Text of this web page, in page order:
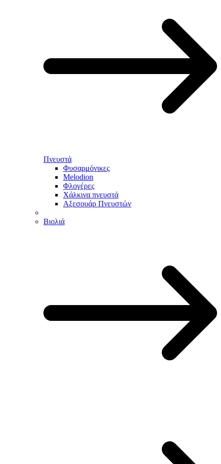
Πνευστά
Φυσαρμόνικες
Melodion
Φλογέρες
Χάλκινα πνευστά
Αξεσουάρ Πνευστών
Βιολιά